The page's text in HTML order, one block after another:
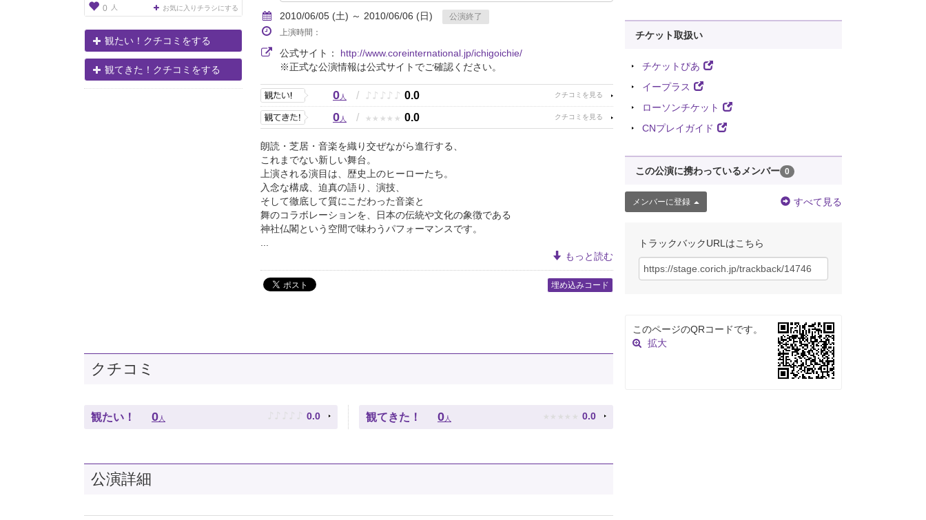
0 人 お気に入りチラシにする
観たい！クチコミをする
観てきた！クチコミをする
2010/06/05 (土) ～ 2010/06/06 (日)
公演終了
上演時間：
公式サイト： http://www.coreinternational.jp/ichigoichie/
※正式な公演情報は公式サイトでご確認ください。
0人 / ♪ ♪ ♪ ♪ ♪ 0.0
0人 / ★ ★ ★ ★ ★ 0.0
朗読・芝居・音楽を織り交ぜながら進行する、
これまでない新しい舞台。
上演される演目は、歴史上のヒーローたち。
入念な構成、迫真の語り、演技、
そして徹底して質にこだわった音楽と
舞のコラボレーションを、日本の伝統や文化の象徴である
神社仏閣という空間で味わうパフォーマンスです。
もっと読む
埋め込みコード
クチコミ
観たい！ 0 人 ♪ ♪ ♪ ♪ ♪ 0.0 観てきた！ 0 人 ★ ★ ★ ★ ★ 0.0
公演詳細
チケット取扱い
チケットぴあ
イープラス
ローソンチケット
CNプレイガイド
この公演に携わっているメンバー 0
メンバーに登録 すべて見る
トラックバックURLはこちら
このページのQRコードです。
拡大